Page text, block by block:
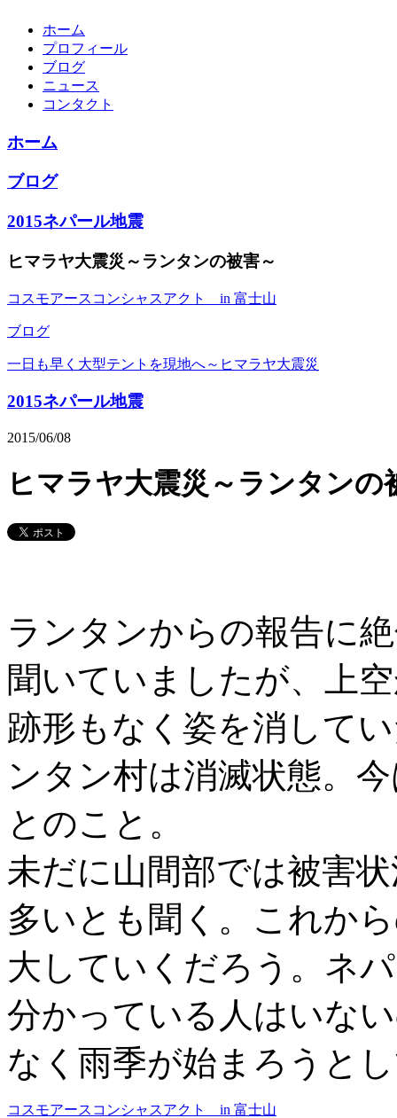
ホーム
プロフィール
ブログ
ニュース
コンタクト
ホーム
ブログ
2015ネパール地震
ヒマラヤ大震災～ランタンの被害～
コスモアースコンシャスアクト in 富士山
ブログ
一日も早く大型テントを現地へ～ヒマラヤ大震災
2015ネパール地震
2015/06/08
ヒマラヤ大震災～ランタンの
ランタンからの報告に
聞いていましたが、上
跡形もなく姿を消して
ンタン村は消滅状態。
とのこと。
未だに山間部では被害
多いとも聞く。これか
大していくだろう。ネ
分かっている人はいな
なく雨季が始まろうと
コスモアースコンシャスアクト in 富士山